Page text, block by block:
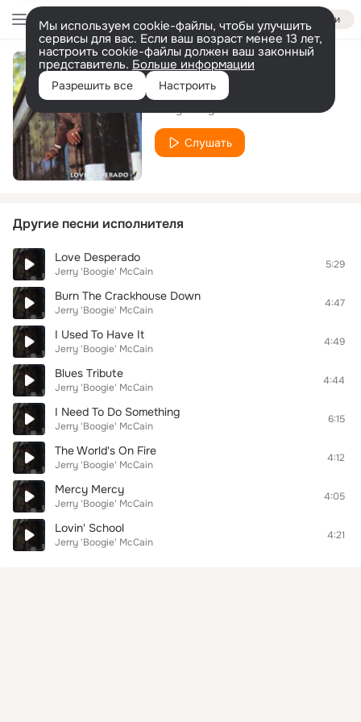
Войти
Мы используем cookie-файлы, чтобы улучшить
сервисы для вас. Если ваш возраст менее 13 лет,
настроить cookie-файлы должен ваш законный
представитель. Больше информации
Разрешить все Настроить
Non-Stop Lovin'
Слушать
Другие песни исполнителя
Love Desperado
Jerry 'Boogie' McCain
5:29
Burn The Crackhouse Down
Jerry 'Boogie' McCain
4:47
I Used To Have It
Jerry 'Boogie' McCain
4:49
Blues Tribute
Jerry 'Boogie' McCain
4:44
I Need To Do Something
Jerry 'Boogie' McCain
6:15
The World's On Fire
Jerry 'Boogie' McCain
4:12
Mercy Mercy
Jerry 'Boogie' McCain
4:05
Lovin' School
Jerry 'Boogie' McCain
4:21